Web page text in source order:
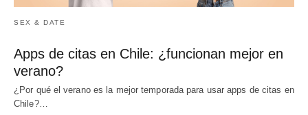
SEX & DATE
Apps de citas en Chile: ¿funcionan mejor en
verano?
¿Por qué el verano es la mejor temporada para usar apps de citas en
Chile?…